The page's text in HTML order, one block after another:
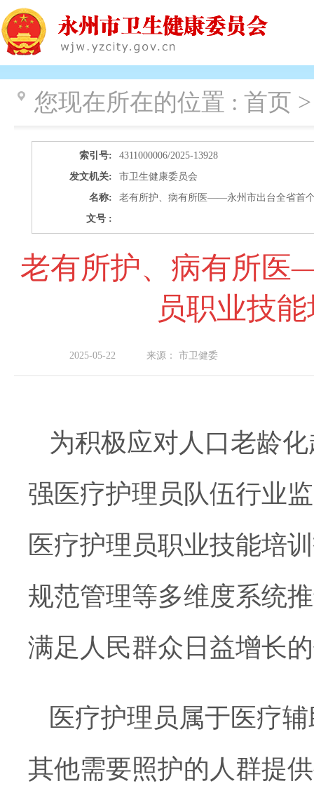
您现在所在的位置 : 首页
索引号:
4311000006/2025-13928
发文机关:
市卫生健康委员会
名称:
老有所护、病有所医——永州市出台全省首
文号 :
老有所护、病有所
员职业技
2025-05-22 来源： 市卫健委
为积极应对人口老龄
强医疗护理员队伍行业
医疗护理员职业技能培
规范管理等多维度系统
满足人民群众日益增长
医疗护理员属于医疗
其他需要照护的人群提